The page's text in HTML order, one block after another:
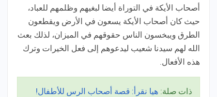
أصحاب الأيكة في التوراة أيضا لبغيهم وظلمهم للعباد،
حيث كان أصحاب الأيكة يسعون في الأرض ويقطعون
الطرق ويبخسون الناس حقوقهم في الميزان، لذلك بعث
الله لهم سيدنا شعيب ليدعوهم إلى فعل الخيرات وترك
هذه الأفعال.
ذات صلة: هيا نقرأ: قصة أصحاب الرس للأطفال!